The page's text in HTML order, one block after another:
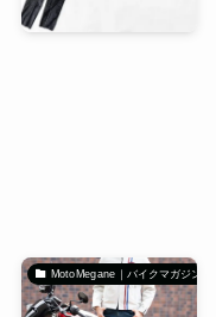
MotoMegane｜バイクマガジン